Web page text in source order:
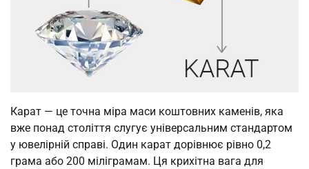
Карат — це точна міра маси коштовних каменів, яка
вже понад століття слугує універсальним стандартом
у ювелірній справі. Один карат дорівнює рівно 0,2
грама або 200 міліграмам. Ця крихітна вага для